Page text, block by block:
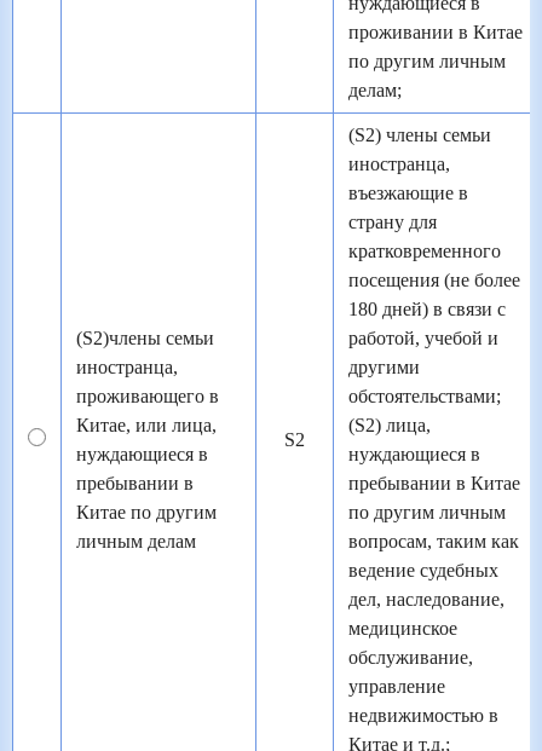
проживании в Китае
по другим личным
делам;
(S2)члены семьи
иностранца,
проживающего в
Китае, или лица,
нуждающиеся в
пребывании в
Китае по другим
личным делам
S2
(S2) члены семьи
иностранца,
въезжающие в
страну для
кратковременного
посещения (не более
180 дней) в связи с
работой, учебой и
другими
обстоятельствами;
(S2) лица,
нуждающиеся в
пребывании в Китае
по другим личным
вопросам, таким как
ведение судебных
дел, наследование,
медицинское
обслуживание,
управление
недвижимостью в
Китае и т.д.;